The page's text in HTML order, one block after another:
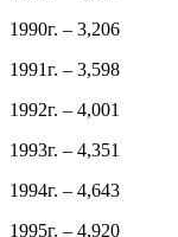
1990г. – 3,206
1991г. – 3,598
1992г. – 4,001
1993г. – 4,351
1994г. – 4,643
1995г. – 4,920